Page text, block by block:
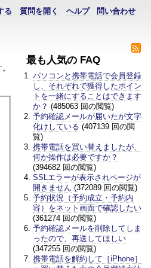
問い合わせ
ヘルプ
質問を開く
る
最も人気の FAQ
パソコンと携帯電話で会員登録
し、それぞれで獲得したポイン
トを一緒にすることはできます
か？ (485063 回の閲覧)
予約確認メールが届いたが文字
化けしている (407139 回の閲
覧)
携帯電話を買い替えましたが、
何か操作は必要ですか？
(394682 回の閲覧)
SSLエラーが表示されページが
開きません (372089 回の閲覧)
予約状況（予約成立・予約内
容）をネット画面で確認したい
(361274 回の閲覧)
予約確認メールを削除してしま
ったので、再送してほしい
(347255 回の閲覧)
携帯電話を解約して［iPhone］